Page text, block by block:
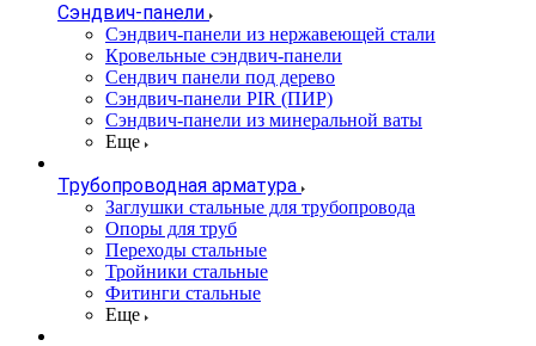
Сэндвич-панели
Cэндвич-панели из нержавеющей стали
Кровельные сэндвич-панели
Сендвич панели под дерево
Сэндвич-панели PIR (ПИР)
Сэндвич-панели из минеральной ваты
Еще
Трубопроводная арматура
Заглушки стальные для трубопровода
Опоры для труб
Переходы стальные
Тройники стальные
Фитинги стальные
Еще